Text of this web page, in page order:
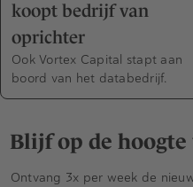
koopt bedrijf van
oprichter
Ook Vortex Capital stapt aan
boord van het databedrijf.
Blijf op de
Ontvang 3x per week de